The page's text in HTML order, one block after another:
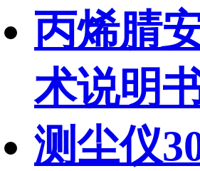
丙烯腈
术说明
测尘仪